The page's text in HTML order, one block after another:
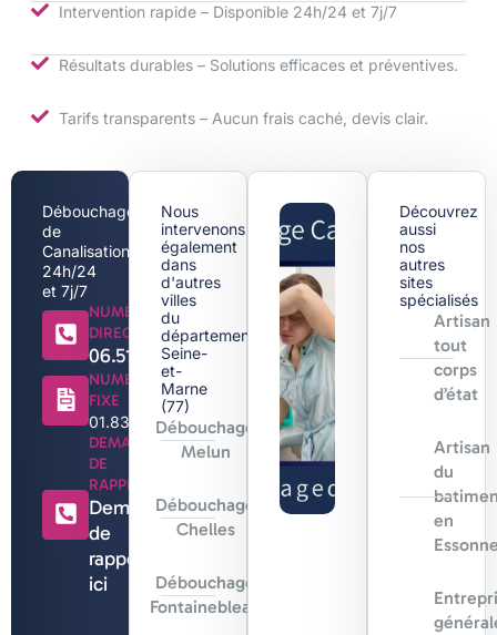
Intervention rapide – Disponible 24h/24 et 7j/7
Résultats durables – Solutions efficaces et préventives.
Tarifs transparents – Aucun frais caché, devis clair.
Débouchage
de
Canalisation
24h/24
et 7j/7
NUMERO
DIRECT
06.51.44.18.71
NUMERO
FIXE
01.83.88.96.96
DEMANDE
DE
RAPPEL
Demande
de
rappel
ici
Nous
intervenons
également
dans
d'autres
villes
du
département
Seine-
et-
Marne
(77)
Débouchage
Melun
Débouchage
Chelles
Débouchage
Fontainebleau
Découvrez
aussi
nos
autres
sites
spécialisés
Artisan
tout
corps
d’état
Artisan
du
en